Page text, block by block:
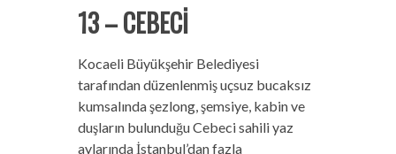
13 – CEBECİ
Kocaeli Büyükşehir Belediyesi
tarafından düzenlenmiş uçsuz bucaksız
kumsalında şezlong, şemsiye, kabin ve
duşların bulunduğu Cebeci sahili yaz
aylarında İstanbul’dan fazla